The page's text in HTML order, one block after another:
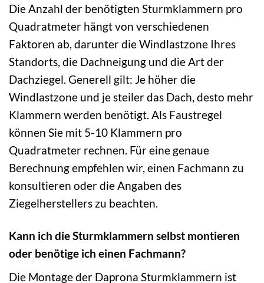
Die Anzahl der benötigten Sturmklammern pro
Quadratmeter hängt von verschiedenen
Faktoren ab, darunter die Windlastzone Ihres
Standorts, die Dachneigung und die Art der
Dachziegel. Generell gilt: Je höher die
Windlastzone und je steiler das Dach, desto mehr
Klammern werden benötigt. Als Faustregel
können Sie mit 5-10 Klammern pro
Quadratmeter rechnen. Für eine genaue
Berechnung empfehlen wir, einen Fachmann zu
konsultieren oder die Angaben des
Ziegelherstellers zu beachten.
Kann ich die Sturmklammern selbst montieren
oder benötige ich einen Fachmann?
Die Montage der Daprona Sturmklammern ist